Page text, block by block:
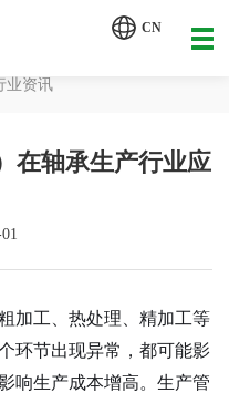
CN
业资讯
在轴承生产行业应
加工、热处理、精加工等
环节出现异常，都可能影
响生产成本增高。生产管
营管理.pdf】
7178